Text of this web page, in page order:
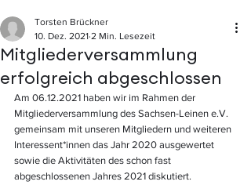
Mitgliederversammlung
erfolgreich abgeschlossen
Torsten Brückner
10. Dez. 2021 2 Min. Lesezeit
Am 06.12.2021 haben wir im Rahmen der
Mitgliederversammlung des Sachsen-Leinen e.V.
gemeinsam mit unseren Mitgliedern und weiteren
Interessent*innen das Jahr 2020 ausgewertet
sowie die Aktivitäten des schon fast
abgeschlossenen Jahres 2021 diskutiert.